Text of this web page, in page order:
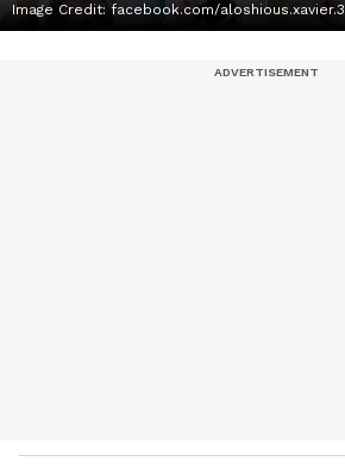
Image Credit:facebook.com/aloshious.xavier.3